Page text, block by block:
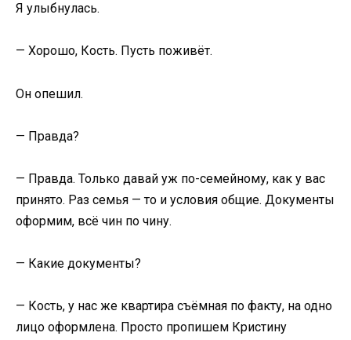
Я улыбнулась.
— Хорошо, Кость. Пусть поживёт.
Он опешил.
— Правда?
— Правда. Только давай уж по-семейному, как у вас
принято. Раз семья — то и условия общие. Документы
оформим, всё чин по чину.
— Какие документы?
— Кость, у нас же квартира съёмная по факту, на одно
лицо оформлена. Просто пропишем Кристину